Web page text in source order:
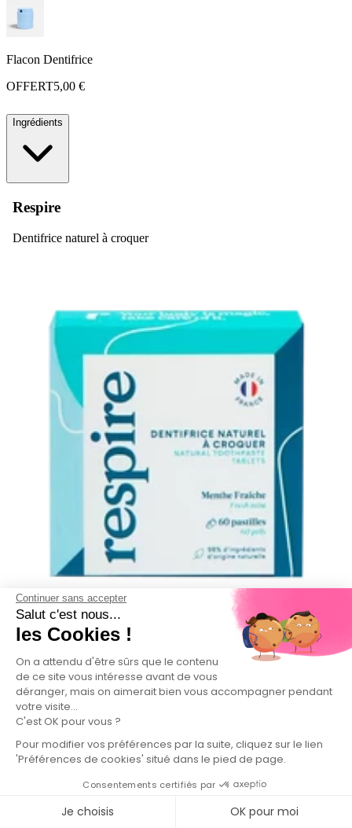
Continuer sans accepter
Salut c'est nous...
les Cookies !
On a attendu d'être sûrs que le contenu
de ce site vous intéresse avant de vous
déranger, mais on aimerait bien vous accompagner pendant
votre visite...
C'est OK pour vous ?
Pour modifier vos préférences par la suite, cliquez sur le lien
'Préférences de cookies' situé dans le pied de page.
Consentements certifiés par
Je choisis OK pour moi
Flacon Dentifrice
OFFERT5,00 €
Ingrédients
Respire
Dentifrice naturel à croquer
14,90 €74,50 € / 100 g
Environnement :B
Note santé :
Cosméto’Score : A
900.care®
Dentifrice à croquer